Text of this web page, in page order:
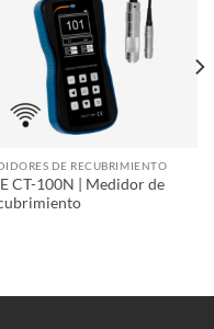
DE RECUBRIMIENTO
CT-100N | Medidor de